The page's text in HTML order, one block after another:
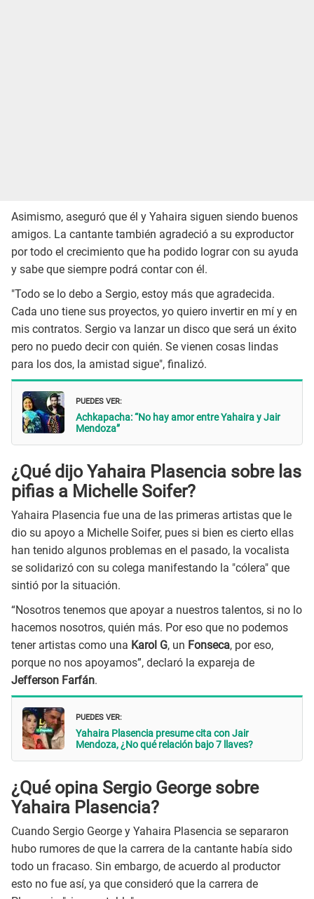
Asimismo, aseguró que él y Yahaira siguen siendo buenos
amigos. La cantante también agradeció a su exproductor
por todo el crecimiento que ha podido lograr con su ayuda
y sabe que siempre podrá contar con él.
"Todo se lo debo a Sergio, estoy más que agradecida.
Cada uno tiene sus proyectos, yo quiero invertir en mí y en
mis contratos. Sergio va lanzar un disco que será un éxito
pero no puedo decir con quién. Se vienen cosas lindas
para los dos, la amistad sigue", finalizó.
PUEDES VER:
Achkapacha: “No hay amor entre Yahaira y Jair
Mendoza”
¿Qué dijo Yahaira Plasencia sobre las
pifias a Michelle Soifer?
Yahaira Plasencia fue una de las primeras artistas que le
dio su apoyo a Michelle Soifer, pues si bien es cierto ellas
han tenido algunos problemas en el pasado, la vocalista
se solidarizó con su colega manifestando la "cólera" que
sintió por la situación.
“Nosotros tenemos que apoyar a nuestros talentos, si no lo
hacemos nosotros, quién más. Por eso que no podemos
tener artistas como una Karol G, un Fonseca, por eso,
porque no nos apoyamos”, declaró la expareja de
Jefferson Farfán.
PUEDES VER:
Yahaira Plasencia presume cita con Jair
Mendoza, ¿No qué relación bajo 7 llaves?
¿Qué opina Sergio George sobre
Yahaira Plasencia?
Cuando Sergio George y Yahaira Plasencia se separaron
hubo rumores de que la carrera de la cantante había sido
todo un fracaso. Sin embargo, de acuerdo al productor
esto no fue así, ya que consideró que la carrera de